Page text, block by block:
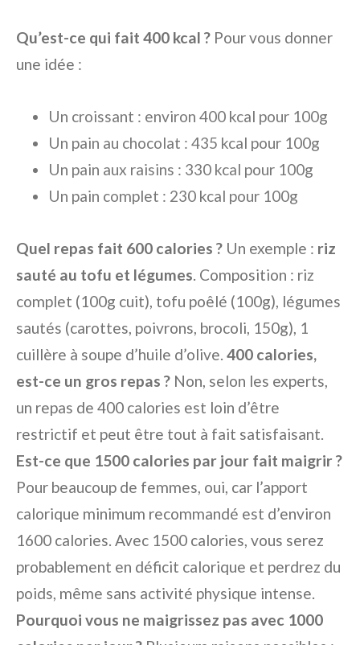
Qu’est-ce qui fait 400 kcal ? Pour vous donner
une idée :
Un croissant : environ 400 kcal pour 100g
Un pain au chocolat : 435 kcal pour 100g
Un pain aux raisins : 330 kcal pour 100g
Un pain complet : 230 kcal pour 100g
Quel repas fait 600 calories ? Un exemple : riz
sauté au tofu et légumes . Composition : riz
complet (100g cuit), tofu poêlé (100g), légumes
sautés (carottes, poivrons, brocoli, 150g), 1
cuillère à soupe d’huile d’olive. 400 calories,
est-ce un gros repas ? Non, selon les experts,
un repas de 400 calories est loin d’être
restrictif et peut être tout à fait satisfaisant.
Est-ce que 1500 calories par jour fait maigrir ?
Pour beaucoup de femmes, oui, car l’apport
calorique minimum recommandé est d’environ
1600 calories. Avec 1500 calories, vous serez
probablement en déficit calorique et perdrez du
poids, même sans activité physique intense.
Pourquoi vous ne maigrissez pas avec 1000